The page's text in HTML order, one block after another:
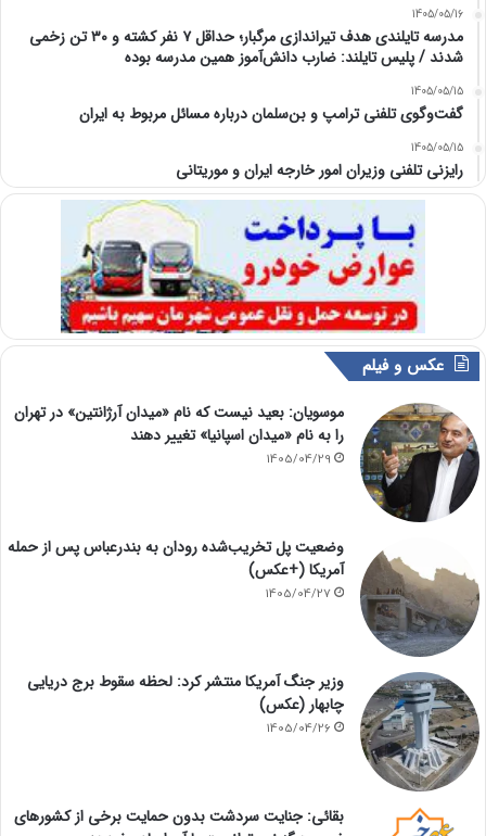
1405/05/16
مدرسه تایلندی هدف تیراندازی مرگبار؛ حداقل ۷ نفر کشته و ۳۰ تن زخمی
شدند / پلیس تایلند: ضارب دانش‌آموز همین مدرسه بوده
1405/05/15
گفت‌وگوی تلفنی ترامپ و بن‌سلمان درباره مسائل مربوط به ایران
1405/05/15
رایزنی تلفنی وزیران امور خارجه ایران و موریتانی
عکس و فیلم
موسویان: بعید نیست که نام «میدان آرژانتین» در تهران
را به نام «میدان اسپانیا» تغییر دهند
1405/04/29
وضعیت پل تخریب‌شده رودان به بندرعباس پس از حمله
آمریکا (+عکس)
1405/04/27
وزیر جنگ آمریکا منتشر کرد: لحظه سقوط برج دریایی
چابهار (عکس)
1405/04/26
بقائی: جنایت سردشت بدون حمایت برخی از کشورهای